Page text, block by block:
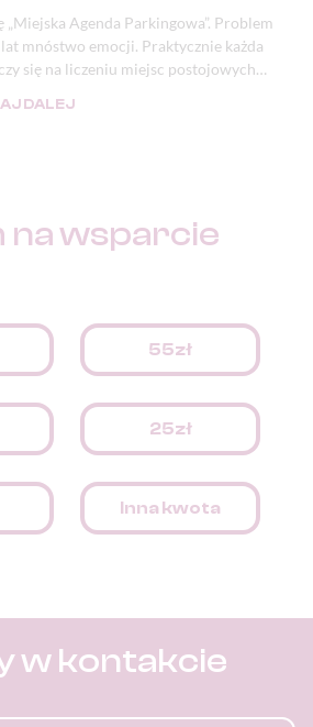
Agenda Parkingowa”. Problem
mnóstwo emocji. Praktycznie każda
się na liczeniu miejsc postojowych
że problem ten doskwiera
DALEJ
nawsparcie
55zł
25zł
Inna kwota
w kontakcie